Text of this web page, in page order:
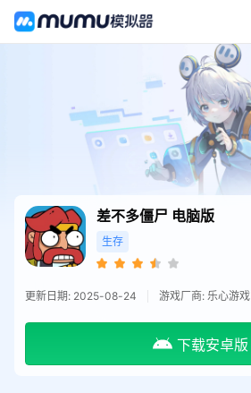
差不多僵尸 电脑版
生存
更新日期: 2025-08-24 游戏厂商: 乐心游戏
下载安卓版